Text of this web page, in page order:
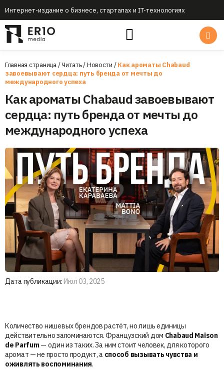
Интернет-издание о бизнесе, стартапах и IT-технологиях
Главная страница/Читать/Новости /Как ароматы Chabaud
завоевывают сердца: путь бренда от мечты до
международного успеха
Как ароматы Chabaud завоевывают
сердца: путь бренда от мечты до
международного успеха
Дата публикации: Июл 03, 2025
Количество нишевых брендов растёт, но лишь единицы
действительно запоминаются. Французский дом Chabaud Maison
de Parfum— один из таких. За ним стоит человек, для которого
аромат — не просто продукт, а способ вызывать чувства и
оживлять воспоминания.